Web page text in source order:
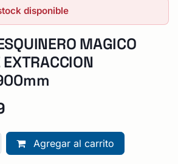
disponible
MAGICO
Agregar al carrito